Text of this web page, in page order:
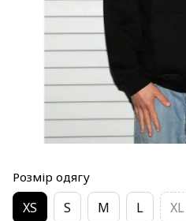
Розмір одягу
XS S M L XL